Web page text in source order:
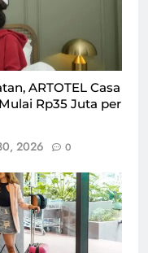
ARTOTEL Casa
Rp35 Juta per
2026 0
paket menginap
Istimewa